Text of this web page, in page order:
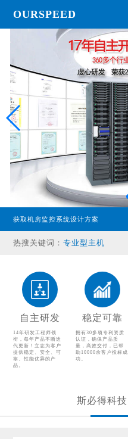
OURSPEED
获取机房监控系统设计方案
热搜关键词：专业型主机
漏水检测设备
温湿度传感器
配电监控设备
气体监控设备
其他配件产品
自主研发
14年研发工程师领
衔，每年产品不断迭
代更新！立志为客户
提供稳定、安全、可
靠、性能优异的产
品。
稳定可靠
拥有30多项专利资质
认证，确保产品质
量，高效交付，已帮
助10000余客户投标成
功。
斯必得科技